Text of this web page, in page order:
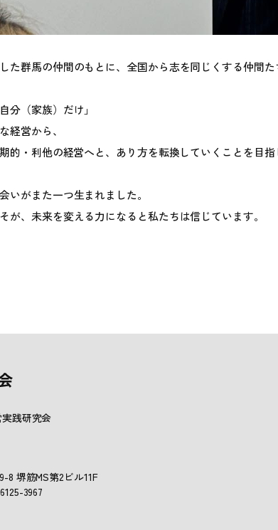
た群馬の仲間のもとに、全国から志を同じくする仲間た
分（家族）だけ」
経営から、
的・利他の経営へと、あり方を転換していくことを目指
いがまた一つ生まれました。
が、未来を変える力になると私たちは信じています。
践研究会
8 堺筋MS第2ビル11F
3967